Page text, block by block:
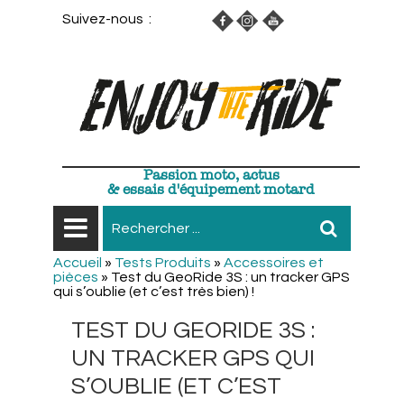
Suivez-nous :
Passion moto, actus
& essais d'équipement motard
Accueil » Tests Produits » Accessoires et
pièces » Test du GeoRide 3S : un tracker GPS
qui s’oublie (et c’est très bien) !
TEST DU GEORIDE 3S :
UN TRACKER GPS QUI
S’OUBLIE (ET C’EST